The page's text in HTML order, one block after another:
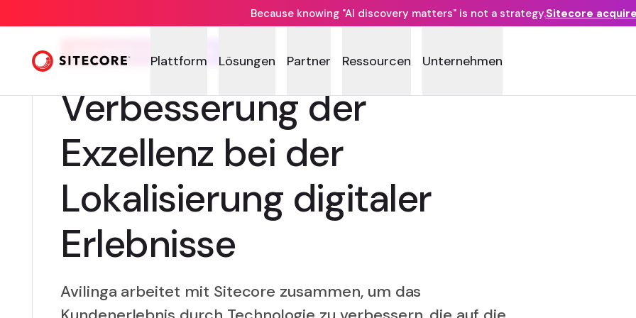
Because knowing "AI discovery matters" is not a strategy.Sitecore
Plattform Lösungen Partner Ressourcen Unternehmen
AVILINGA + SITECORE
Verbesserung der
Exzellenz bei der
Lokalisierung digitaler
Erlebnisse
Avilinga arbeitet mit Sitecore zusammen, um das